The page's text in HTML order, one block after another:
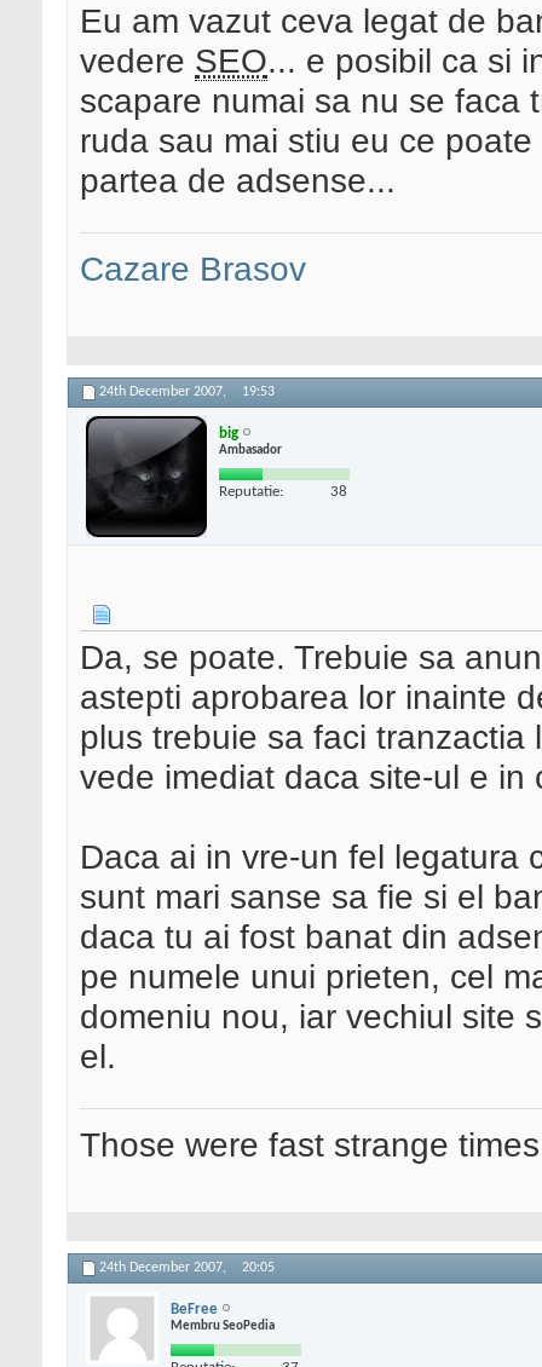
Eu am vazut ceva legat de
vedere SEO... e posibil ca si
scapare numai sa nu se faca
ruda sau mai stiu eu ce
partea de adsense...
Cazare Brasov
24th December 2007, 19:53
big
Ambasador
Reputatie: 38
Da, se poate. Trebuie sa
astepti aprobarea lor inainte
plus trebuie sa faci
vede imediat daca site-ul e
Daca ai in vre-un fel legatura
sunt mari sanse sa fie si el
daca tu ai fost banat din
pe numele unui prieten, cel
domeniu nou, iar vechiul site
el.
Those were fast strange
24th December 2007, 20:05
BeFree
Membru SeoPedia